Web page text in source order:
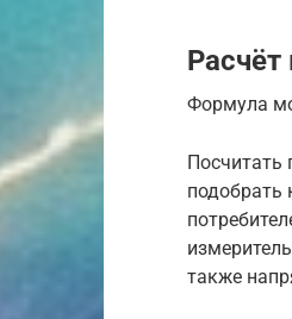
Формула
Посчитать
подобрать
также